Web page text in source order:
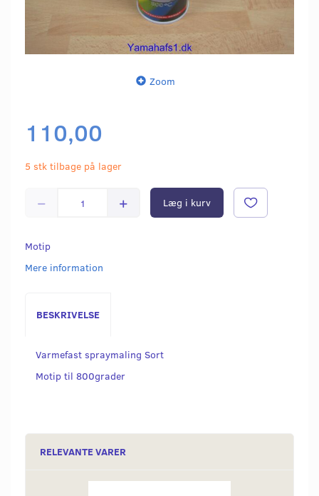
Zoom
110,00
5 stk tilbage på lager
Læg i kurv
Motip
Mere information
BESKRIVELSE
Varmefast spraymaling Sort
Motip til 800grader
RELEVANTE VARER